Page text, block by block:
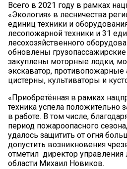
Всего в 2021 году в рамках
«Экология» в лесничества
единиц техники и
лесопожарной техники и 31
лесохозяйственного
обновлены
закуплены моторные лодки,
экскаватор,
цистерны, культиваторы и
«Приобретённая в рамках
техника успела положительно
в работе. В том числе,
период пожароопасного
удалось защитить от огня
допустить возникновения
отметил директор
области Михаил Новиков.